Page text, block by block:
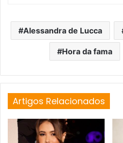
Alessandra de Lucca
Hora da fama
Artigos Relacionados